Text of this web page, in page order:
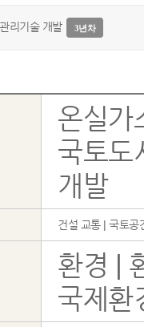
리기술 개발 3년차
온실가
국토도
개발
건설 교통 | 국토공
환경 |
국제환